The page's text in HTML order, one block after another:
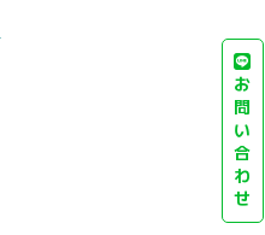
お
問
い
合
わ
せ